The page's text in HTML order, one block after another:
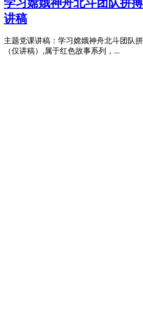
学习嫦娥神舟北斗团队拼
讲稿
主题党课讲稿：学习嫦娥神舟北斗团队
（仅讲稿）,属于红色故事系列，...